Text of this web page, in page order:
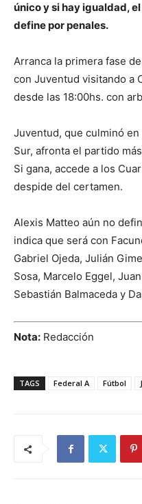
único y si hay igualdad,
define por penales.
Arranca la primera fase
con Juventud visitando a
desde las 18:00hs. con
Juventud, que culminó
Sur, afronta el partido
Si gana, accede a los
despide del certamen.
Alexis Matteo aún no
indica que será con
Gabriel Ojeda, Julián
Sosa, Marcelo Eggel,
Sebastián Balmaceda y
Nota: Redacción
TAGS Federal A Fútbol